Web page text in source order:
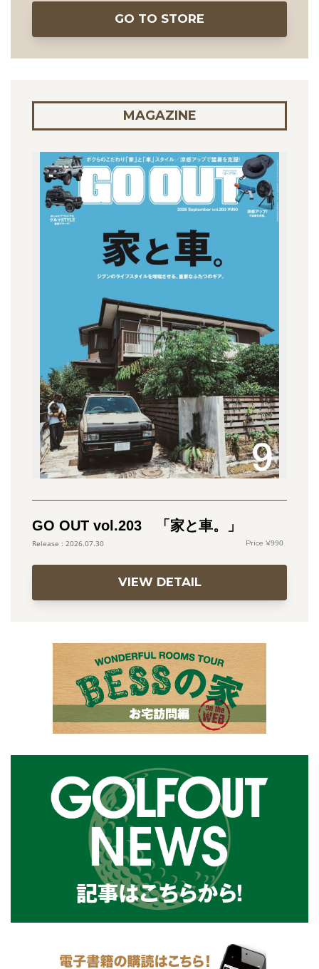
GO TO STORE
MAGAZINE
GO OUT vol.203 「家と車。」
2026.07.30 990
VIEW DETAIL